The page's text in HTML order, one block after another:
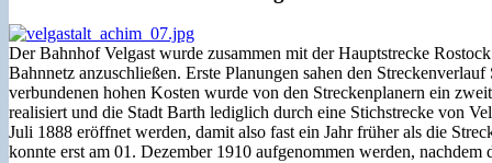
Der Bahnhof Velgast wurde zusammen mit der Hauptstrecke
Bahnnetz anzuschließen. Erste Planungen sahen den
verbundenen hohen Kosten wurde von den Streckenplanern ein
realisiert und die Stadt Barth lediglich durch eine Stichstrecke von
Juli 1888 eröffnet werden, damit also fast ein Jahr früher als die
konnte erst am 01. Dezember 1910 aufgenommen werden,